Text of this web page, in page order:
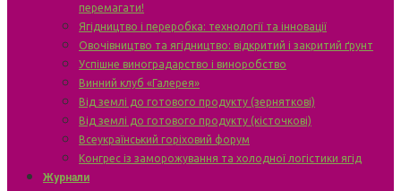
перемагати!
Ягідництво і переробка: технології та інновації
Овочівництво та ягідництво: відкритий і закритий ґрунт
Успішне виноградарство і виноробство
Винний клуб «Галерея»
Від землі до готового продукту (зерняткові)
Від землі до готового продукту (кісточкові)
Всеукраїнський горіховий форум
Конгрес із заморожування та холодної логістики ягід
Журнали